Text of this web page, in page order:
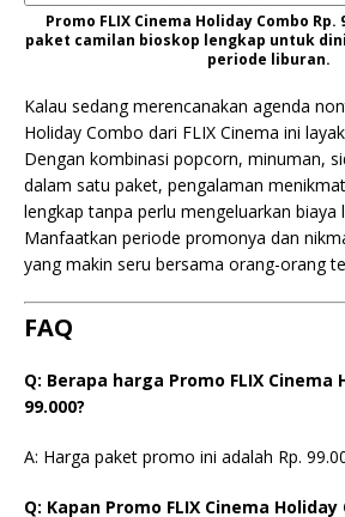
Promo FLIX Cinema Holiday Combo
paket camilan bioskop lengkap untuk
periode liburan.
Kalau sedang merencanakan agenda
Holiday Combo dari FLIX Cinema ini
Dengan kombinasi popcorn, minuman,
dalam satu paket, pengalaman
lengkap tanpa perlu mengeluarkan biaya
Manfaatkan periode promonya dan
yang makin seru bersama orang-orang
FAQ
Q: Berapa harga Promo FLIX Cinema
99.000?
A: Harga paket promo ini adalah Rp.
Q: Kapan Promo FLIX Cinema Holiday